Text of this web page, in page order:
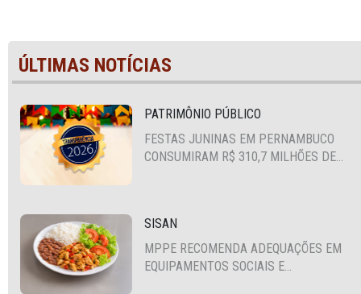
ÚLTIMAS NOTÍCIAS
PATRIMÔNIO PÚBLICO
FESTAS JUNINAS EM PERNAMBUCO
CONSUMIRAM R$ 310,7 MILHÕES DE
SISAN
MPPE RECOMENDA ADEQUAÇÕES EM
EQUIPAMENTOS SOCIAIS E